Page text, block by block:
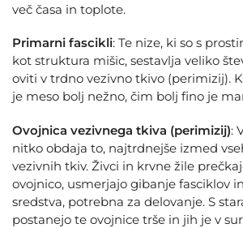
več časa in toplote.
Primarni fascikli: Te nize, ki so s
kot struktura mišic, sestavlja veliko
oviti v trdno vezivno tkivo (perimizij).
je meso bolj nežno, čim bolj fino je
Ovojnica vezivnega tkiva (perimizij):
nitko obdaja to, najtrdnejše izmed
vezivnih tkiv. Živci in krvne žile
ovojnico, usmerjajo gibanje fasciklov
sredstva, potrebna za delovanje. S
postanejo te ovojnice trše in jih je v